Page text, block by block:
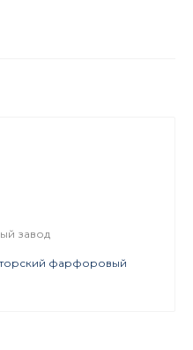
завод
фарфоровый